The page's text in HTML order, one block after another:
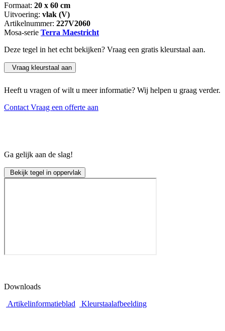
Formaat: 20 x 60 cm
Uitvoering: vlak (V)
Artikelnummer: 227V2060
Mosa-serie Terra Maestricht
Deze tegel in het echt bekijken? Vraag een gratis kleurstaal aan.
Vraag kleurstaal aan
Heeft u vragen of wilt u meer informatie? Wij helpen u graag verder.
Contact Vraag een offerte aan
Ga gelijk aan de slag!
Bekijk tegel in oppervlak
Downloads
Artikelinformatieblad
Kleurstaalafbeelding